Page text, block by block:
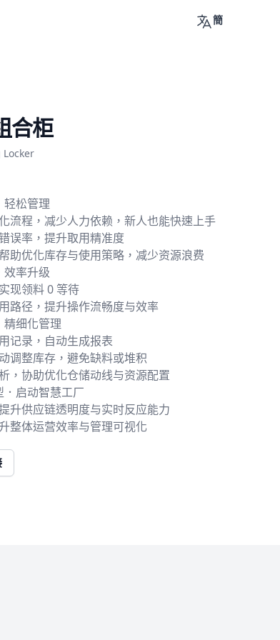
簡
合柜
松管理
流程，减少人力依赖，新人也能快速上手
误率，提升取用精准度
助优化库存与使用策略，减少资源浪费
率升级
现领料 0 等待
路径，提升操作流畅度与效率
细化管理
记录，自动生成报表
调整库存，避免缺料或堆积
，协助优化仓储动线与资源配置
启动智慧工厂
升供应链透明度与实时反应能力
整体运营效率与管理可视化